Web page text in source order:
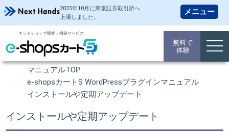
2025年10月に東京証券取引所へ
上場しました。
ネットショップ開業・構築サービス
無料で
体験
操作マニュアル
ネットショップ 開業TOP
マニュアルTOP
e-shopsカートS WordPressプラグインマニュアル
インストールや定期アップデート
インストールや定期アップデート